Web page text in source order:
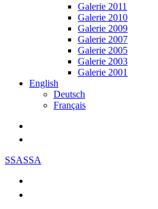
Galerie 2011
Galerie 2010
Galerie 2009
Galerie 2007
Galerie 2005
Galerie 2003
Galerie 2001
English
Deutsch
Français
SSASSA